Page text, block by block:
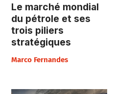
Le marché mondial
du pétrole et ses
trois piliers
stratégiques
Marco Fernandes